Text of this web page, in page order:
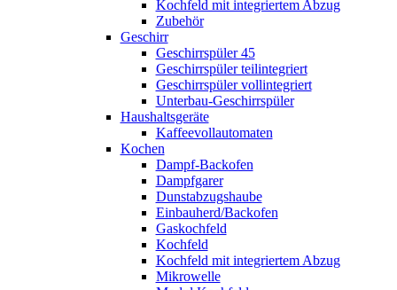
Kochfeld mit integriertem Abzug
Zubehör
Geschirr
Geschirrspüler 45
Geschirrspüler teilintegriert
Geschirrspüler vollintegriert
Unterbau-Geschirrspüler
Haushaltsgeräte
Kaffeevollautomaten
Kochen
Dampf-Backofen
Dampfgarer
Dunstabzugshaube
Einbauherd/Backofen
Gaskochfeld
Kochfeld
Kochfeld mit integriertem Abzug
Mikrowelle